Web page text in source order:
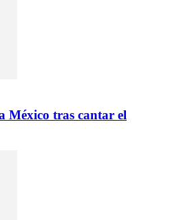
México tras cantar el